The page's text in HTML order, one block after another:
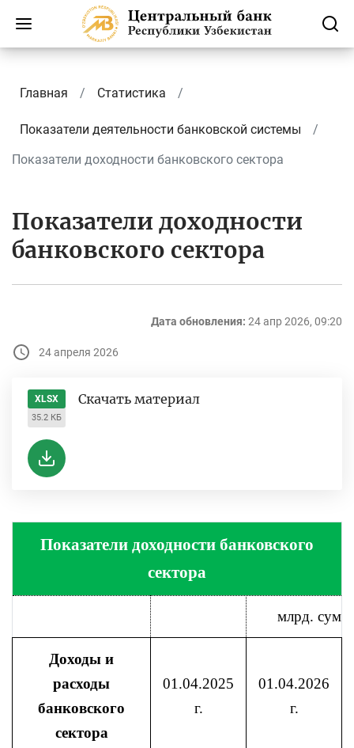
Главная Статистика
Показатели деятельности банковской системы
Показатели доходности банковского сектора
Показатели доходности
банковского сектора
Дата обновления: 24 апр 2026, 09:20
24 апреля 2026
XLSX
35.2 КБ
Скачать материал
Показатели доходности банковского
сектора
млрд. cум
Доходы и
расходы
банковского
сектора
01.04.2025
г.
01.04.2026
г.